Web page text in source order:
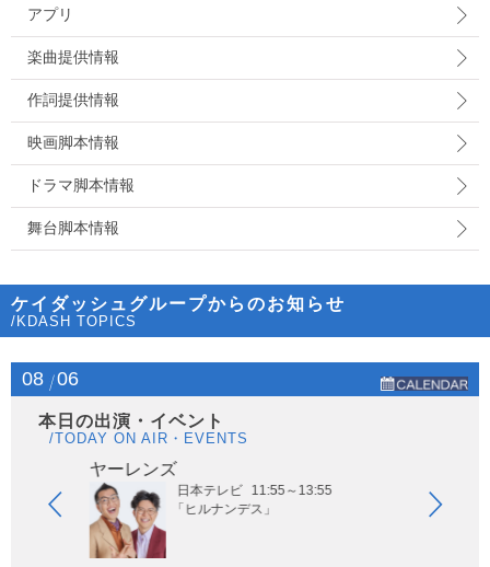
アプリ
楽曲提供情報
作詞提供情報
映画脚本情報
ドラマ脚本情報
舞台脚本情報
ケイダッシュグループからのお知らせ
/KDASH TOPICS
08 06
本日の出演・イベント
/TODAY ON AIR・EVENTS
ヤーレンズ
日本テレビ 11:55～13:55
「ヒルナンデス」